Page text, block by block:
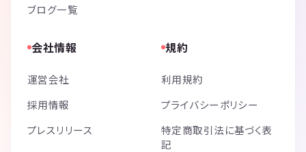
ブログ一覧
会社情報
運営会社
採用情報
プレスリリース
規約
利用規約
プライバシーポリシー
特定商取引法に基づく表
記